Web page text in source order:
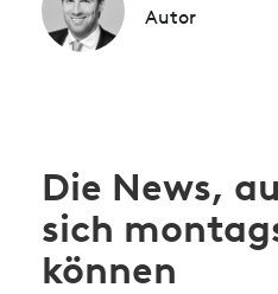
Autor
Die News,
sich
können